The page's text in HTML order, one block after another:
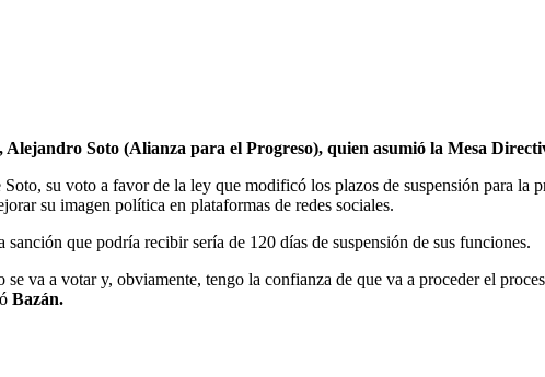
Soto (Alianza para el Progreso), quien asumió la Mesa
su voto a favor de la ley que modificó los plazos de suspensión para la
su imagen política en plataformas de redes sociales.
que podría recibir sería de 120 días de suspensión de sus funciones.
va a votar y, obviamente, tengo la confianza de que va a proceder el
Bazán.